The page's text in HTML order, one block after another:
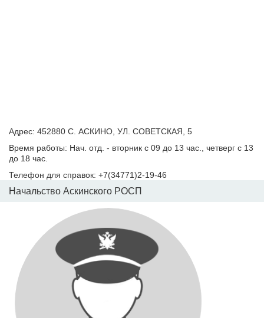
Адрес: 452880 С. АСКИНО, УЛ. СОВЕТСКАЯ, 5
Время работы: Нач. отд. - вторник с 09 до 13 час., четверг с 13
до 18 час.
Телефон для справок: +7(34771)2-19-46
Начальство Аскинского РОСП